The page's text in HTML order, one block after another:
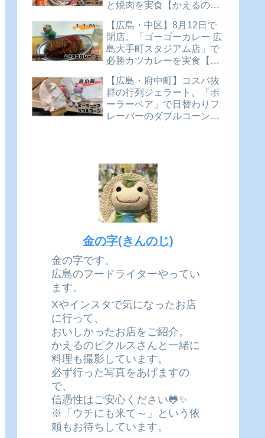
と焼肉を実食【かえるのピ
【広島・中区】8月12日で
閉店。「ゴーゴーカレー 広
島大手町スタジアム店」で
必勝カツカレーを実食【か
ュー】
【広島・府中町】コスパ抜
群の行列ジェラート。「ポ
ーラーベア」で日替わりフ
レーバーのダブルコーンを
金の字(きんのじ)
金の字です。
広島のフードライターやってい
ます。
Xやインスタで気になったお店
に行って、
おいしかったお店をご紹介。
かえるのピクルスさんと一緒に
料理も撮影しています。
必ず行った写真をあげますの
で、
信憑性はご安心ください🐸✨
※「ウチにも来て～」という依
頼もお待ちしています。